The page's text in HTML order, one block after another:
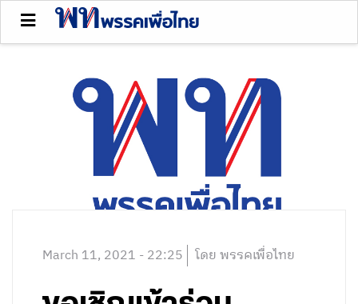
March 11, 2021 - 22:25 โดย พรรคเพื่อไทย